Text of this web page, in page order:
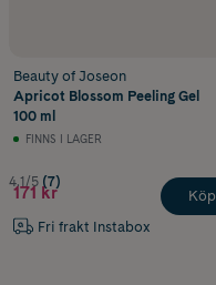
Beauty of Joseon
Apricot Blossom Peeling Gel
100 ml
FINNS I LAGER
4.1/5 (7)
171 kr
Fri frakt Instabox
Köp